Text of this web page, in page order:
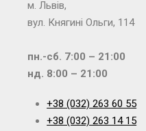
м. Львів,
вул. Княгині Ольги, 114
пн.-сб. 7:00 – 21:00
нд. 8:00 – 21:00
+38 (032) 263 60 55
+38 (032) 263 14 15